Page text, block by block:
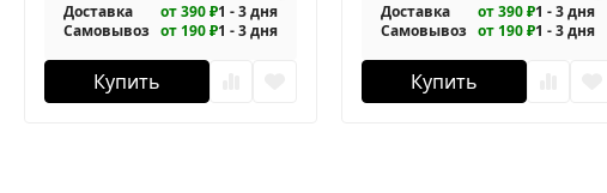
Доставка от 390 ₽1 - 3 дня
Самовывоз от 190 ₽1 - 3 дня
Купить
Доставка от 390 ₽1 - 3 дня
Самовывоз от 190 ₽1 - 3 дня
Купить